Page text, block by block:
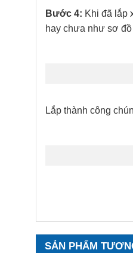
Bước 4: Khi đã lắp
hay chưa như sơ
Lắp thành công
SẢN PHẨM